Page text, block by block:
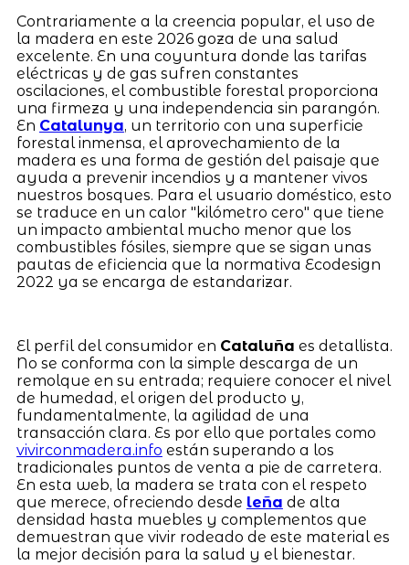
Contrariamente a la creencia popular, el uso de
la madera en este 2026 goza de una salud
excelente. En una coyuntura donde las tarifas
eléctricas y de gas sufren constantes
oscilaciones, el combustible forestal proporciona
una firmeza y una independencia sin parangón.
En Catalunya, un territorio con una superficie
forestal inmensa, el aprovechamiento de la
madera es una forma de gestión del paisaje que
ayuda a prevenir incendios y a mantener vivos
nuestros bosques. Para el usuario doméstico, esto
se traduce en un calor "kilómetro cero" que tiene
un impacto ambiental mucho menor que los
combustibles fósiles, siempre que se sigan unas
pautas de eficiencia que la normativa Ecodesign
2022 ya se encarga de estandarizar.
El perfil del consumidor en Cataluña es detallista.
No se conforma con la simple descarga de un
remolque en su entrada; requiere conocer el nivel
de humedad, el origen del producto y,
fundamentalmente, la agilidad de una
transacción clara. Es por ello que portales como
vivirconmadera.info están superando a los
tradicionales puntos de venta a pie de carretera.
En esta web, la madera se trata con el respeto
que merece, ofreciendo desde leña de alta
densidad hasta muebles y complementos que
demuestran que vivir rodeado de este material es
la mejor decisión para la salud y el bienestar.